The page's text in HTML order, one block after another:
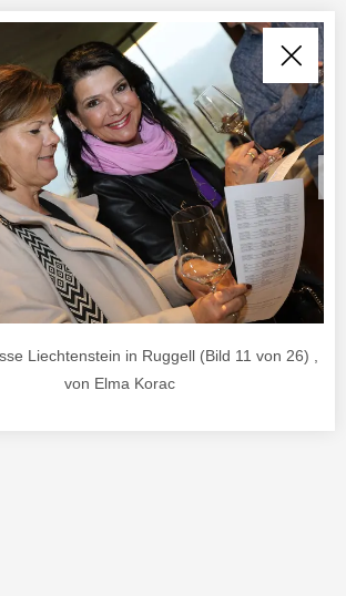
Liechtenstein in Ruggell (Bild 11 von 26) ,
von Elma Korac